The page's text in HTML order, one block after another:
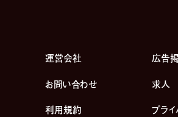
運営会社 広告
お問い合わせ 求人
利用規約 プラ